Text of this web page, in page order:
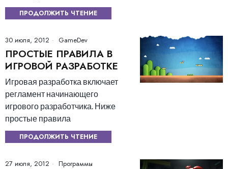
ПРОДОЛЖИТЬ ЧТЕНИЕ
30 июля, 2012 GameDev
ПРОСТЫЕ ПРАВИЛА В
ИГРОВОЙ РАЗРАБОТКЕ
Игровая разработка включает
регламент начинающего
игрового разработчика. Ниже
простые правила
ПРОДОЛЖИТЬ ЧТЕНИЕ
27 июля, 2012 Программы